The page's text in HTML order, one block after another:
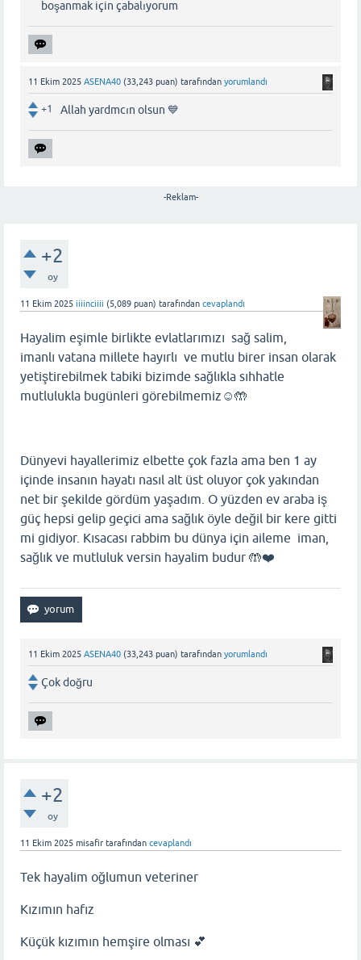
boşanmak için çabalıyorum
11 Ekim 2025 ASENA40 (33,243 puan) tarafından yorumlandı
+1 Allah yardmcın olsun 💙
-Reklam-
+2
oy
11 Ekim 2025 iiiinciiii (5,089 puan) tarafından cevaplandı
Hayalim eşimle birlikte evlatlarımızı sağ salim,
imanlı vatana millete hayırlı ve mutlu birer insan olarak
yetiştirebilmek tabiki bizimde sağlıkla sıhhatle
mutlulukla bugünleri görebilmemiz☺️🤲
Dünyevi hayallerimiz elbette çok fazla ama ben 1 ay
içinde insanın hayatı nasıl alt üst oluyor çok yakından
net bir şekilde gördüm yaşadım. O yüzden ev araba iş
güç hepsi gelip geçici ama sağlık öyle değil bir kere gitti
mi gidiyor. Kısacası rabbim bu dünya için aileme iman,
sağlık ve mutluluk versin hayalim budur 🤲❤️
11 Ekim 2025 ASENA40 (33,243 puan) tarafından yorumlandı
Çok doğru
+2
oy
11 Ekim 2025 misafir tarafından cevaplandı
Tek hayalim oğlumun veteriner
Kızımın hafız
Küçük kızımın hemşire olması 💕